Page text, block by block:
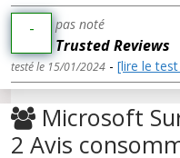
- pas noté
Trusted Reviews
testé le 15/01/2024 - [lire le
Microsoft
2 Avis